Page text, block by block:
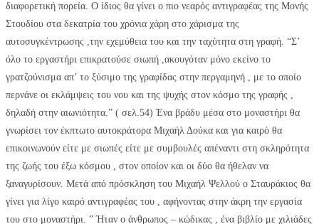
διαφορετική πορεία. Ο ίδιος θα γίνει ο πιο νεαρός αντιγραφέας της Μονής
Στουδίου στα δεκατρία του χρόνια χάρη στο χάρισμα της
αυτοσυγκέντρωσης ,την εχεμύθεια του και την ταχύτητα στη γραφή. “Σ’
όλο το εργαστήρι επικρατούσε σιωπή ,ακουγόταν μόνο εκείνο το
γρατζούνισμα απ’ το ξύσιμο της γραφίδας στην περγαμηνή , με το οποίο
περνάνε οι εκλάμψεις του νου και της ψυχής στον κόσμο της γραφής ,
δηλαδή στην αιωνιότητα.” ( σελ.54) Ένα βράδυ μέσα στο μοναστήρι θα
γνωρίσει τον έκπτωτο αυτοκράτορα Μιχαήλ Δούκα και για καιρό θα
επικοινωνούν είτε με σιωπές είτε με συμβουλές απέναντι στη σκληρότητα
της ζωής του έξω κόσμου , στον οποίον και οι δύο θα ήθελαν να
ξαναγυρίσουν. Μετά από πρόσκληση του Μιχαήλ Ψελλού ο Σταυράκιος θα
γίνει για λίγο καιρό αντιγραφέας του , αφήνοντας στην άκρη την εργασία
του στο μοναστήρι. ” Ήταν ο άνθρωπος – κώδικας , ένα βιβλίο με χιλιάδες